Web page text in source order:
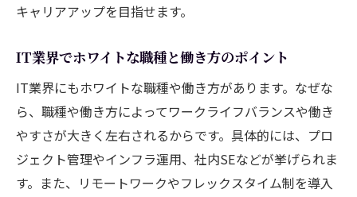
キャリアアップを目指せます。
IT業界でホワイトな職種と働き方のポイント
IT業界にもホワイトな職種や働き方があります。なぜな
ら、職種や働き方によってワークライフバランスや働き
やすさが大きく左右されるからです。具体的には、プロ
ジェクト管理やインフラ運用、社内SEなどが挙げられま
す。また、リモートワークやフレックスタイム制を導入